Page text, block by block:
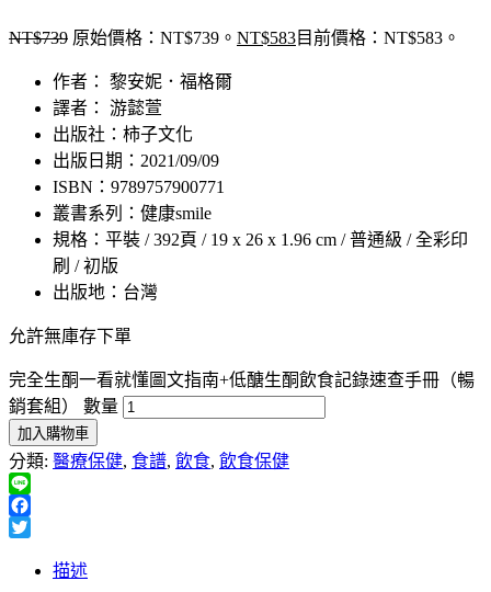
NT$739 原始價格：NT$739。 NT$583目前價格：NT$583。
作者： 黎安妮．福格爾
譯者： 游懿萱
出版社：柿子文化
出版日期：2021/09/09
ISBN：9789757900771
叢書系列：健康smile
規格：平裝 / 392頁 / 19 x 26 x 1.96 cm / 普通級 / 全彩印
刷 / 初版
出版地：台灣
允許無庫存下單
完全生酮一看就懂圖文指南+低醣生酮飲食記錄速查手冊（暢
銷套組） 數量
加入購物車
分類: 醫療保健, 食譜, 飲食, 飲食保健
Line
Facebook
描述